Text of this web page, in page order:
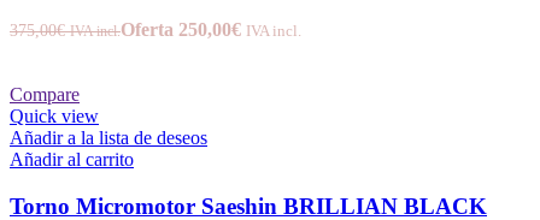
375,00€ IVA incl.Oferta 250,00€ IVA incl.
Compare
Quick view
Añadir a la lista de deseos
Añadir al carrito
Torno Micromotor Saeshin BRILLIAN BLACK